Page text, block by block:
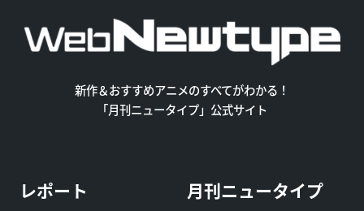
新作＆おすすめアニメのすべてがわかる！
「月刊ニュータイプ」公式サイト
レポート
月刊ニュータイプ